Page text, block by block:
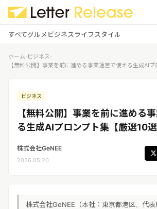
すべてグルメビジネスライフスタイル
すべての記事
グルメ
ライフスタイル
ログイン ✕
配信プレスリリース配信ユーザー
企業ユーザーでログイン
する
受信レターリリース受信ユーザー
レターリリースを受信（メディア登
ホーム› ビジネス›
【無料公開】事業を前に進める事業運営で使える生成AIプ
ビジネス
【無料公開】事業を前に進める
る生成AIプロンプト集【厳選10選
株式会社GeNEE
2026.05.20
株式会社GeNEE（本社：東京都港区、代